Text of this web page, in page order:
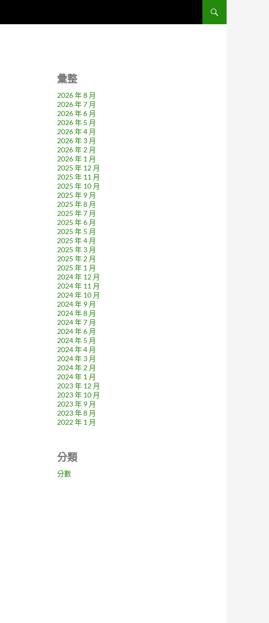
彙整
2026 年 8 月
2026 年 7 月
2026 年 6 月
2026 年 5 月
2026 年 4 月
2026 年 3 月
2026 年 2 月
2026 年 1 月
2025 年 12 月
2025 年 11 月
2025 年 10 月
2025 年 9 月
2025 年 8 月
2025 年 7 月
2025 年 6 月
2025 年 5 月
2025 年 4 月
2025 年 3 月
2025 年 2 月
2025 年 1 月
2024 年 12 月
2024 年 11 月
2024 年 10 月
2024 年 9 月
2024 年 8 月
2024 年 7 月
2024 年 6 月
2024 年 5 月
2024 年 4 月
2024 年 3 月
2024 年 2 月
2024 年 1 月
2023 年 12 月
2023 年 10 月
2023 年 9 月
2023 年 8 月
2022 年 1 月
分類
分數